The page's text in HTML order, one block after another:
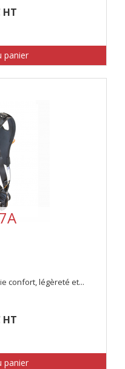
HT
panier
confort, légèreté et...
HT
panier